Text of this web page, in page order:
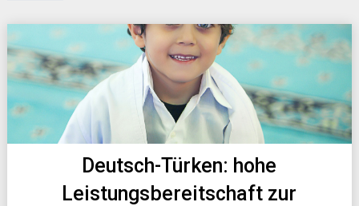
Deutsch-Türken: hohe
Leistungsbereitschaft zur